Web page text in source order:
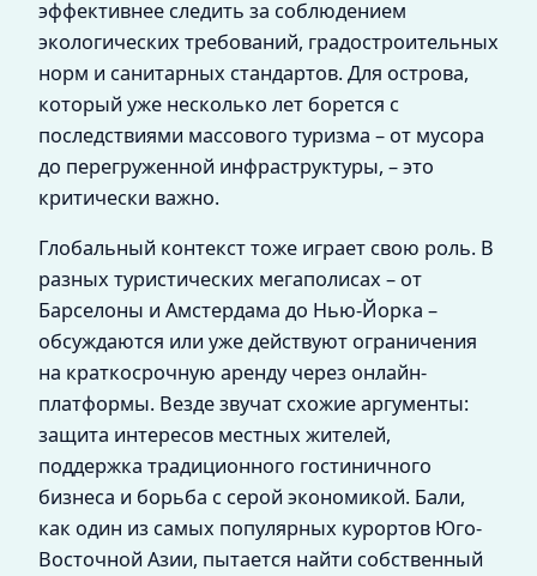
эффективнее следить за соблюдением
экологических требований, градостроительных
норм и санитарных стандартов. Для острова,
который уже несколько лет борется с
последствиями массового туризма – от мусора
до перегруженной инфраструктуры, – это
критически важно.
Глобальный контекст тоже играет свою роль. В
разных туристических мегаполисах – от
Барселоны и Амстердама до Нью-Йорка –
обсуждаются или уже действуют ограничения
на краткосрочную аренду через онлайн-
платформы. Везде звучат схожие аргументы:
защита интересов местных жителей,
поддержка традиционного гостиничного
бизнеса и борьба с серой экономикой. Бали,
как один из самых популярных курортов Юго-
Восточной Азии, пытается найти собственный